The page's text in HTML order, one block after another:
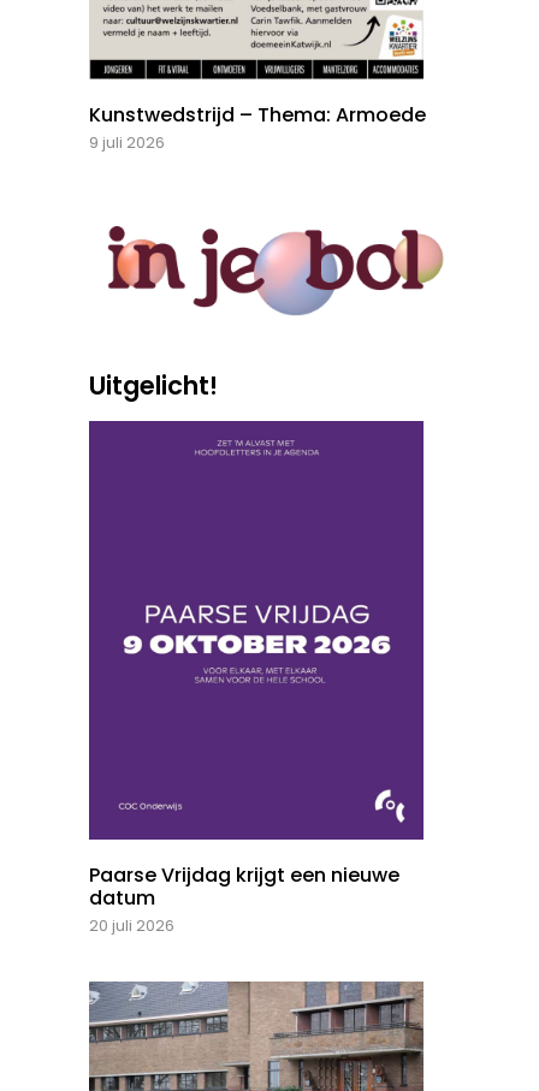
Kunstwedstrijd – Thema: Armoede
9 juli 2026
Uitgelicht!
Paarse Vrijdag krijgt een nieuwe
datum
20 juli 2026